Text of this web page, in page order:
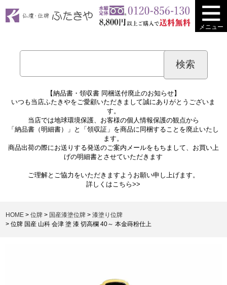
メニュー
【納品書・領収書 同梱送付廃止のお知らせ】
いつも当店ふたきやをご愛顧いただきまして誠にありがとうございま
す。
当店では地球環境保護、お客様の個人情報保護の観点から
「納品書（明細書）」と「領収証」を商品に同梱することを廃止いたし
ます。
商品出荷の際にお送りする発送のご案内メールをもちまして、お買い上
げの明細書とさせていただきます
ご理解とご協力をいただきますようお願い申し上げます。
詳しくはこちら>>
HOME 位牌 国産漆塗位牌
漆塗り位牌
位牌 国産 山科 会津 塗 漆 切高欄 40～ 本金蒔粉仕上